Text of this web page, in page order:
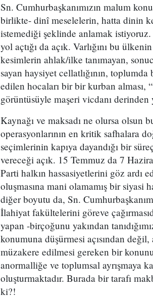
Sn. Cumhurbaşkanımızın malum
birlikte- dinî meselelerin, hatta dinin
istemediği şeklinde anlamak
yol açtığı da açık. Varlığını bu
kesimlerin ahlak/ilke tanımayan,
sayan haysiyet cellatlığının,
edilen hocaları bir bir kurban
görüntüsüyle maşeri vicdanı derinden
Kaynağı ve maksadı ne olursa olsun
operasyonlarının en kritik safhalara
seçimlerinin kapıya dayandığı bir
vereceği açık. 15 Temmuz da 7
Parti halkın hassasiyetlerini göz ardı
oluşmasına mani olamamış bir
diğer boyutu da, Sn.
İlahiyat fakültelerini göreve
yapan -birçoğunu yakından
konumuna düşürmesi açısından
müzakere edilmesi gereken bir
anormalliğe ve toplumsal ayrışmaya
oluşturmaktadır. Burada bir tarafı
ki?!